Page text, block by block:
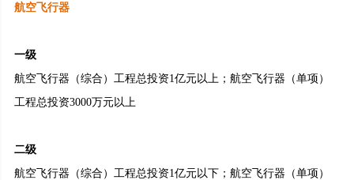
航空飞行器
一级
航空飞行器（综合）工程总投资1亿元以上；航空飞行器（单项）
工程总投资3000万元以上
二级
航空飞行器（综合）工程总投资1亿元以下；航空飞行器（单项）